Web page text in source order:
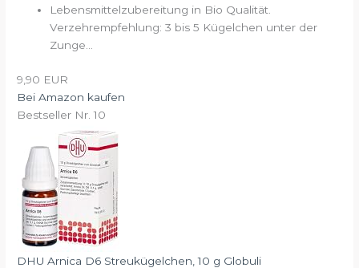
Lebensmittelzubereitung in Bio Qualität.
Verzehrempfehlung: 3 bis 5 Kügelchen unter der
Zunge...
9,90 EUR
Bei Amazon kaufen
Bestseller Nr. 10
DHU Arnica D6 Streukügelchen, 10 g Globuli